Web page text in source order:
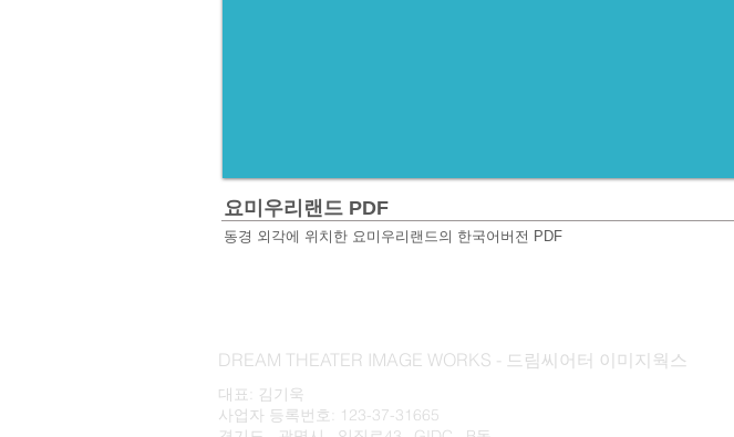
요미우리랜드 PDF
동경 외각에 위치한 요미우리랜드의 한국어버전 PDF
DREAM THEATER IMAGE WORKS - 드림씨어터 이미지웍스
대표: 김기욱
사업자 등록번호: 123-37-31665